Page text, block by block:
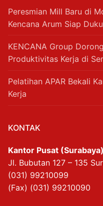
Peresmian Mill Baru di
Kencana Arum Siap
KENCANA Group
Produktivitas Kerja di
Pelatihan APAR Bekali
Kerja
KONTAK
Kantor Pusat (Surabaya)
Jl. Bubutan 127 – 135
(031) 99210099
(Fax) (031) 99210090